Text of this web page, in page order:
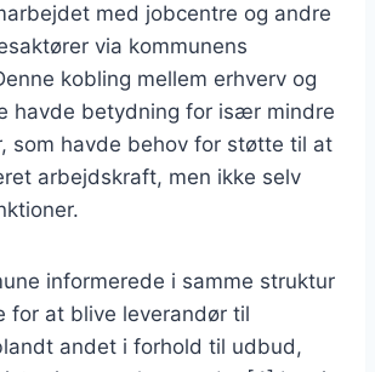
med jobcentre og andre
via kommunens
kobling mellem erhverv og
havde betydning for især mindre
som havde behov for støtte til at
arbejdskraft, men ikke selv
informerede i samme struktur
for at blive leverandør til
andet i forhold til udbud,